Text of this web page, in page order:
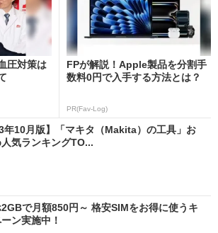
圧対策は
FPが解説！Apple製品を分割手
数料0円で入手する方法とは？
PR(Fav-Log)
年10月版】「マキタ（Makita）の工具」お
気ランキングTO...
2GBで月額850円～ 格安SIMをお得に使うキ
ン実施中！